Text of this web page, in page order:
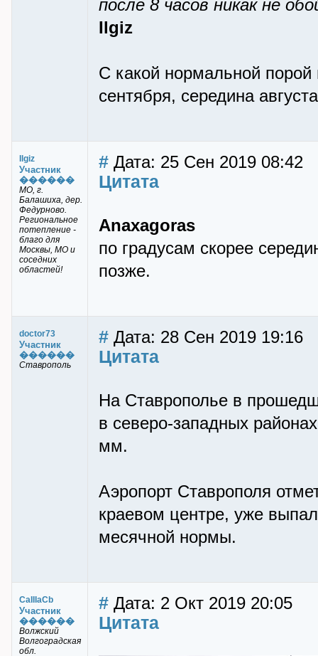
после 8 часов никак не
Ilgiz
С какой нормальной
сентября, середина
Ilgiz
Участник
������
МО, г.
Балашиха, дер.
Федурново.
Региональное
потепление -
благо для
Москвы, МО и
соседних
областей!
# Дата: 25 Сен 2019 08:42
Цитата
Anaxagoras
по градусам скорее
позже.
doctor73
Участник
������
Ставрополь
# Дата: 28 Сен 2019 19:16
Цитата
На Ставрополье в
в северо-западных
мм.
Аэропорт Ставрополя
краевом центре, уже
месячной нормы.
CaIIIaCb
Участник
������
Волжский
Волгоградская
обл.
# Дата: 2 Окт 2019 20:05
Цитата